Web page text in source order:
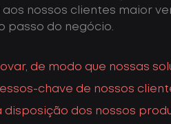
nossos clientes maior
passo do negócio.
de modo que nossas
chave de nossos
disposição dos nossos